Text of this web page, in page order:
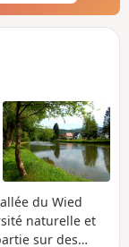
du Wied
naturelle et
sur des